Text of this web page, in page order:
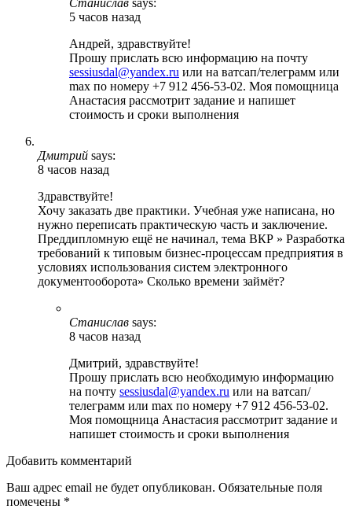
5 часов назад
Андрей, здравствуйте!
Прошу прислать всю информацию на почту
sessiusdal@yandex.ru или на ватсап/телеграмм или
max по номеру +7 912 456-53-02. Моя помощница
Анастасия рассмотрит задание и напишет
стоимость и сроки выполнения
Дмитрий says:
8 часов назад
Здравствуйте!
Хочу заказать две практики. Учебная уже написана, но
нужно переписать практическую часть и заключение.
Преддипломную ещё не начинал, тема ВКР » Разработка
требований к типовым бизнес-процессам предприятия в
условиях использования систем электронного
документооборота» Сколько времени займёт?
Станислав says:
8 часов назад
Дмитрий, здравствуйте!
Прошу прислать всю необходимую информацию
на почту sessiusdal@yandex.ru или на ватсап/
телеграмм или max по номеру +7 912 456-53-02.
Моя помощница Анастасия рассмотрит задание и
напишет стоимость и сроки выполнения
Добавить комментарий
Ваш адрес email не будет опубликован. Обязательные поля
помечены *